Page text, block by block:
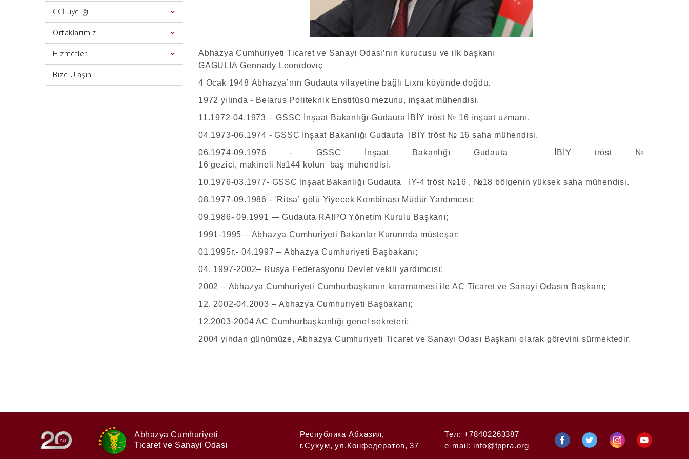
CCİ üyeliği
Ortaklarımız
Hizmetler
Bize Ulaşın
Abhazya Cumhuriyeti Ticaret ve Sanayi Odası’nın kurucusu ve ilk başkanı
GAGULIA Gennady Leonidoviç
4 Ocak 1948 Abhazya’nın Gudauta vilayetine bağlı Lıxnı köyünde doğdu.
1972 yılında - Belarus Politeknik Enstitüsü mezunu, inşaat mühendisi.
11.1972-04.1973 – GSSC İnşaat Bakanlığı Gudauta İBİY tröst № 16 inşaat uzmanı.
04.1973-06.1974 - GSSC İnşaat Bakanlığı Gudauta İBİY tröst № 16 saha mühendisi.
06.1974-09.1976 - GSSC İnşaat Bakanlığı Gudauta İBİY tröst №
16 gezici, makineli №144 kolun baş mühendisi.
10.1976-03.1977- GSSC İnşaat Bakanlığı Gudauta İY-4 tröst №16 , №18 bölgenin yüksek saha mühendisi.
08.1977-09.1986 - ‘Ritsa’ gölü Yiyecek Kombinası Müdür Yardımcısı;
09.1986- 09.1991 -– Gudauta RAIPO Yönetim Kurulu Başkanı;
1991-1995 – Abhazya Cumhuriyeti Bakanlar Kurunnda müsteşar;
01.1995г.- 04.1997 – Abhazya Cumhuriyeti Başbakanı;
04. 1997-2002– Rusya Federasyonu Devlet vekili yardımcısı;
2002 – Abhazya Cumhuriyeti Cumhurbaşkanın kararnamesi ile AC Ticaret ve Sanayi Odasın Başkanı;
12. 2002-04.2003 – Abhazya Cumhuriyeti Başbakanı;
12.2003-2004 AC Cumhurbaşkanlığı genel sekreteri;
2004 yından günümüze, Abhazya Cumhuriyeti Ticaret ve Sanayi Odası Başkanı olarak görevini sürmektedir.
Abhazya Cumhuriyeti
Ticaret ve Sanayi Odası
Республика Абхазия,
г.Сухум, ул.Конфедератов, 37
Тел: +78402263387
e-mail: info@tppra.org